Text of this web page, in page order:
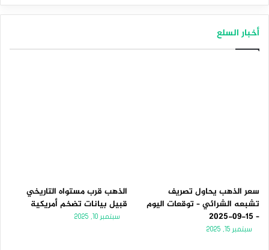
أخبار السلع
سعر الذهب يحاول تصريف
تشبعه الشرائي – توقعات اليوم
– 15-09-2025
سبتمبر 15, 2025
الذهب قرب مستواه التاريخي
قبيل بيانات تضخم أمريكية
سبتمبر 10, 2025